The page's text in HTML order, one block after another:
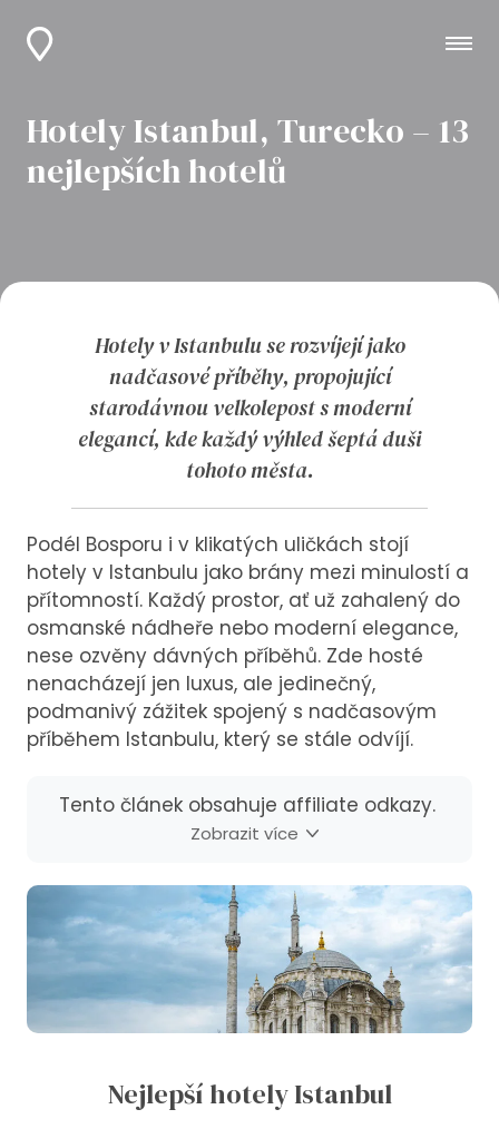
Hotely Istanbul, Turecko – 13
nejlepších hotelů
Hotely v Istanbulu se rozvíjejí jako
nadčasové příběhy, propojující
starodávnou velkolepost s moderní
elegancí, kde každý výhled šeptá duši
tohoto města.
Podél Bosporu i v klikatých uličkách stojí
hotely v Istanbulu jako brány mezi minulostí a
přítomností. Každý prostor, ať už zahalený do
osmanské nádheře nebo moderní elegance,
nese ozvěny dávných příběhů. Zde hosté
nenacházejí jen luxus, ale jedinečný,
podmanivý zážitek spojený s nadčasovým
příběhem Istanbulu, který se stále odvíjí.
Tento článek obsahuje affiliate odkazy.
Zobrazit více
Nejlepší hotely Istanbul